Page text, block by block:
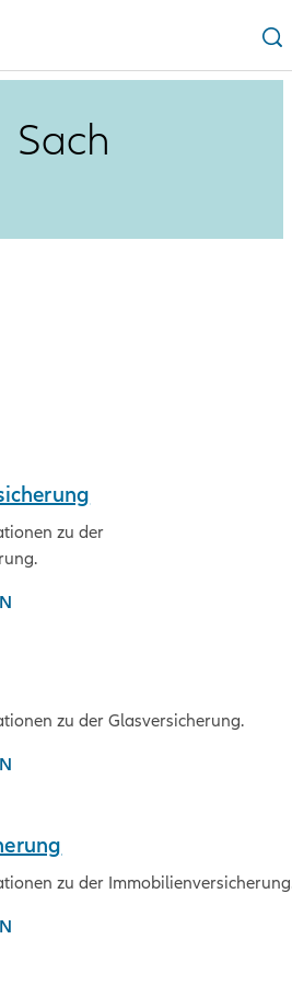
Sach
zu der
zu der Glasversicherung.
zu der